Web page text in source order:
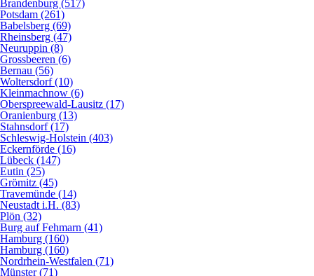
Brandenburg (517)
Potsdam (261)
Babelsberg (69)
Rheinsberg (47)
Neuruppin (8)
Grossbeeren (6)
Bernau (56)
Woltersdorf (10)
Kleinmachnow (6)
Oberspreewald-Lausitz (17)
Oranienburg (13)
Stahnsdorf (17)
Schleswig-Holstein (403)
Eckernförde (16)
Lübeck (147)
Eutin (25)
Grömitz (45)
Travemünde (14)
Neustadt i.H. (83)
Plön (32)
Burg auf Fehmarn (41)
Hamburg (160)
Hamburg (160)
Nordrhein-Westfalen (71)
Münster (71)